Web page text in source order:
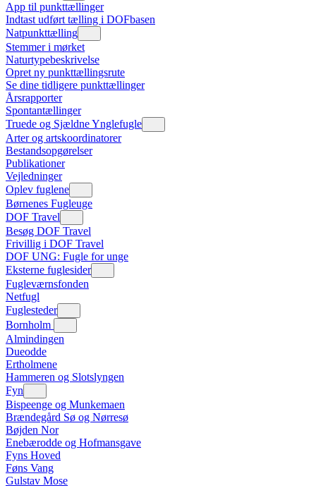
App til punkttællinger
Indtast udført tælling i DOFbasen
Natpunkttælling
Stemmer i mørket
Naturtypebeskrivelse
Opret ny punkttællingsrute
Se dine tidligere punkttællinger
Årsrapporter
Spontantællinger
Truede og Sjældne Ynglefugle
Arter og artskoordinatorer
Bestandsopgørelser
Publikationer
Vejledninger
Oplev fuglene
Børnenes Fugleuge
DOF Travel
Besøg DOF Travel
Frivillig i DOF Travel
DOF UNG: Fugle for unge
Eksterne fuglesider
Fugleværnsfonden
Netfugl
Fuglesteder
Bornholm
Almindingen
Dueodde
Ertholmene
Hammeren og Slotslyngen
Fyn
Bispeenge og Munkemaen
Brændegård Sø og Nørresø
Bøjden Nor
Enebærodde og Hofmansgave
Fyns Hoved
Føns Vang
Gulstav Mose